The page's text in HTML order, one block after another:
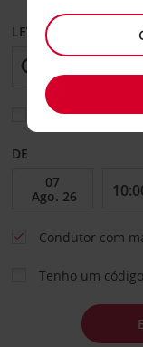
LEVANTAR EM
Escolher uma
DE
Condutor com
Tenho um